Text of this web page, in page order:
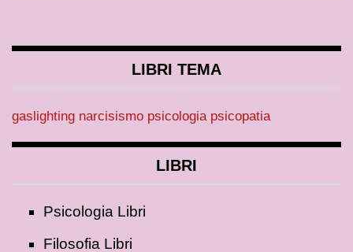
LIBRI TEMA
gaslighting narcisismo psicologia psicopatia
LIBRI
Psicologia Libri
Filosofia Libri